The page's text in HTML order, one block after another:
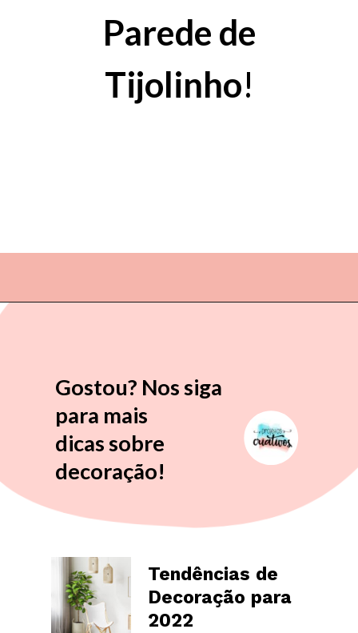
Parede de
Tijolinho!
Tendências de
Decoração para
2022
Gostou? Nos siga
para mais
dicas sobre
decoração!